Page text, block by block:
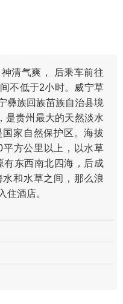
清气爽， 后乘车前往
不低于2小时。威宁草
彝族回族苗族自治县境
是贵州最大的天然淡水
家自然保护区。海拔
平方公里以上，以水草
有东西南北四海，后成
和水草之间，那么浪
住酒店。